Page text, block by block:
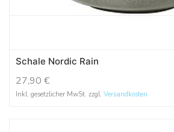
Schale Nordic Rain
27,90 €
Inkl. gesetzlicher MwSt. zzgl. Versandkosten